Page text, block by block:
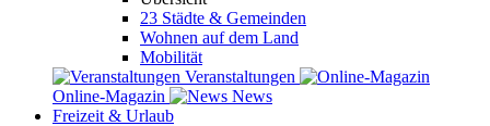
23 Städte & Gemeinden
Wohnen auf dem Land
Mobilität
Veranstaltungen
Online-Magazin
News
Freizeit & Urlaub